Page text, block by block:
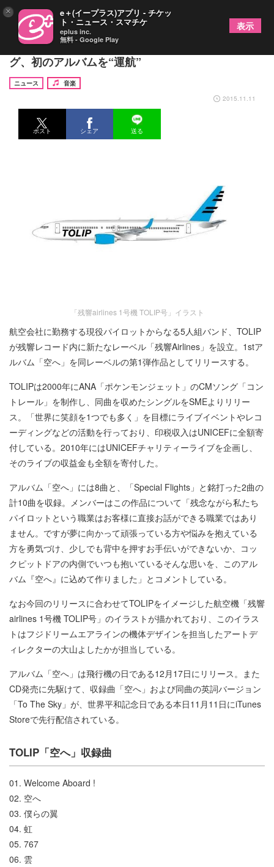
現役パイロット5人組バンドが残響レコードとタッ
グ、初のアルバムを“運航”
ニュース
音楽
2015.11.11
ポスト シェア 送る
「残響airlines 1号機 TOLIP号」イラスト
航空会社に勤務する現役パイロットからなる5人組バンド、TOLIP
が残響レコード内に新たなレーベル「残響Airlines」を設立。1stア
ルバム「空へ」を同レーベルの第1弾作品としてリリースする。
TOLIPは2000年にANA「ポケンモンジェット」のCMソング「コン
トレール」を制作し、同曲を収めたシングルをSMEよりリリー
ス。「世界に笑顔を1つでも多く」を目標にライブイベントやレコ
ーディングなどの活動を行っており、印税収入はUNICEFに全額寄
付している。2010年にはUNICEFチャリティーライブを企画し、
そのライブの収益金も全額を寄付した。
アルバム「空へ」には8曲と、「Special Flights」と銘打った2曲の
計10曲を収録。メンバーはこの作品について「残念ながら私たち
パイロットという職業はお客様に直接お話ができる職業ではあり
ません。ですが夢に向かって頑張っている方や悩みを抱えている
方を勇気づけ、少しでも背中を押すお手伝いができないか、コッ
クピットドアの内側でいつも抱いているそんな思いを、このアル
バム『空へ』に込めて作りました」とコメントしている。
なお今回のリリースに合わせてTOLIPをイメージした航空機「残響
airlines 1号機 TOLIP号」のイラストが描かれており、このイラス
トはフジドリームエアラインの機体デザインを担当したアートデ
ィレクターの大山よしたかが担当している。
アルバム「空へ」は飛行機の日である12月17日にリリース。また
CD発売に先駆けて、収録曲「空へ」および同曲の英詞バージョン
「To The Sky」が、世界平和記念日である本日11月11日にiTunes
Storeで先行配信されている。
TOLIP「空へ」収録曲
01. Welcome Aboard !
02. 空へ
03. 僕らの翼
04. 虹
05. 767
06. 雲
× e＋(イープラス)アプリ - チケッ
ト・ニュース・スマチケ
eplus inc.
無料 - Google Play
表示